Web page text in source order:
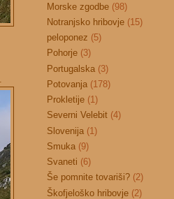
Morske zgodbe (98)
Notranjsko hribovje (15)
peloponez (5)
Pohorje (3)
Portugalska (3)
Potovanja (178)
Prokletije (1)
Severni Velebit (4)
Slovenija (1)
Smuka (9)
Svaneti (6)
Še pomnite tovariši? (2)
Škofjeloško hribovje (2)